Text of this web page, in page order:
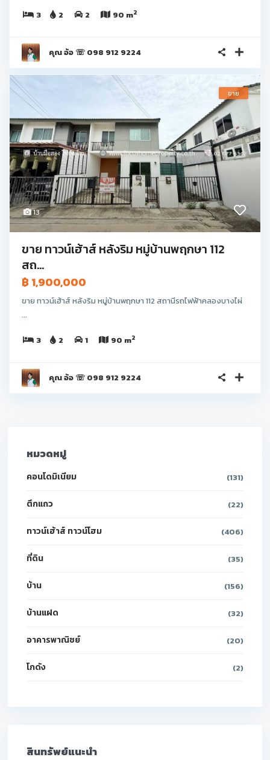
3 2 2 90 m2
คุณ อ้อ ☏ 098 912 9224
13
ขาย
ขาย ทาวน์เฮ้าส์ หลังริม หมู่บ้านพฤกษา 112
สถ...
฿ 1,900,000
ขาย ทาวน์เฮ้าส์ หลังริม หมู่บ้านพฤกษา 112 สถานีรถไฟฟ้าคลองบางไผ่
...
3 2 1 90 m2
คุณ อ้อ ☏ 098 912 9224
หมวดหมู่
คอนโดมิเนียม (131)
ตึกแถว (22)
ทาวน์เฮ้าส์ ทาวน์โฮม (406)
ที่ดิน (35)
บ้าน (156)
บ้านแฝด (32)
อาคารพาณิชย์ (20)
โกดัง (2)
สินทรัพย์แนะนำ